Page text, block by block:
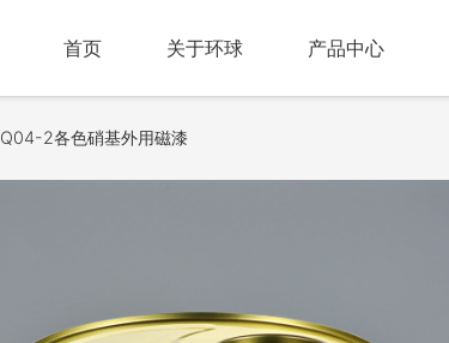
首页 关于环球 产品中心
Q04-2各色硝基外用磁漆